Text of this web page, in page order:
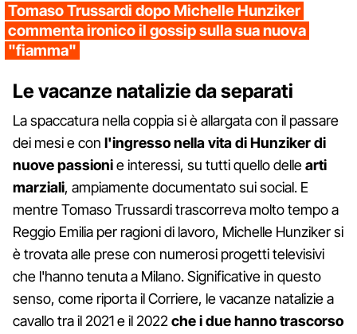
Tomaso Trussardi dopo Michelle Hunziker
commenta ironico il gossip sulla sua nuova
"fiamma"
Le vacanze natalizie da separati
La spaccatura nella coppia si è allargata con il passare
dei mesi e con l'ingresso nella vita di Hunziker di
nuove passionie interessi, su tutti quello dellearti
marziali, ampiamente documentato sui social. E
mentre Tomaso Trussardi trascorreva molto tempo a
Reggio Emilia per ragioni di lavoro, Michelle Hunziker si
è trovata alle prese con numerosi progetti televisivi
che l'hanno tenuta a Milano. Significative in questo
senso, come riporta il Corriere, le vacanze natalizie a
cavallo tra il 2021 e il 2022 che i due hanno trascorso